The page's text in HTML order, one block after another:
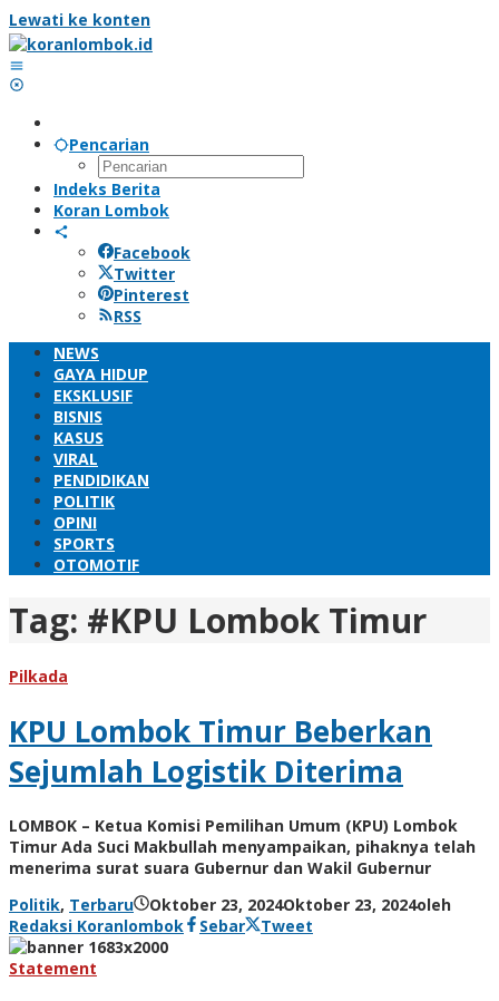
Lewati ke konten
Pencarian
Indeks Berita
Koran Lombok
Facebook
Twitter
Pinterest
RSS
NEWS
GAYA HIDUP
EKSKLUSIF
BISNIS
KASUS
VIRAL
PENDIDIKAN
POLITIK
OPINI
SPORTS
OTOMOTIF
Tag: #KPU Lombok Timur
Pilkada
KPU Lombok Timur Beberkan
Sejumlah Logistik Diterima
LOMBOK – Ketua Komisi Pemilihan Umum (KPU) Lombok
Timur Ada Suci Makbullah menyampaikan, pihaknya telah
menerima surat suara Gubernur dan Wakil Gubernur
Politik, Terbaru Oktober 23, 2024Oktober 23, 2024oleh
Redaksi Koranlombok
Sebar
Tweet
Statement